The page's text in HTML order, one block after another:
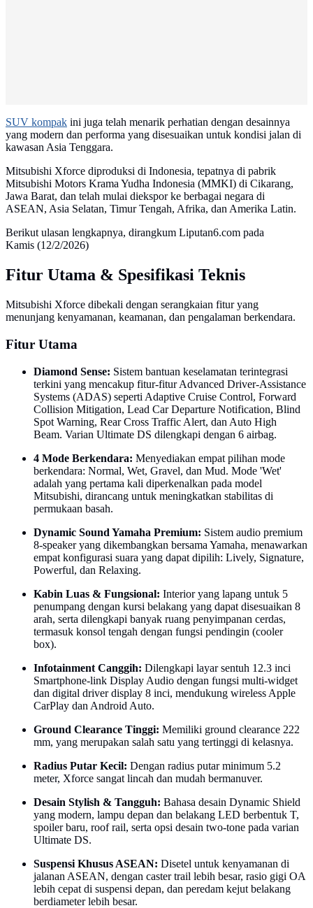
SUV kompak ini juga telah menarik perhatian dengan desainnya
yang modern dan performa yang disesuaikan untuk kondisi jalan di
kawasan Asia Tenggara.
Mitsubishi Xforce diproduksi di Indonesia, tepatnya di pabrik
Mitsubishi Motors Krama Yudha Indonesia (MMKI) di Cikarang,
Jawa Barat, dan telah mulai diekspor ke berbagai negara di
ASEAN, Asia Selatan, Timur Tengah, Afrika, dan Amerika Latin.
Berikut ulasan lengkapnya, dirangkum Liputan6.com pada
Kamis (12/2/2026)
Fitur Utama & Spesifikasi Teknis
Mitsubishi Xforce dibekali dengan serangkaian fitur yang
menunjang kenyamanan, keamanan, dan pengalaman berkendara.
Fitur Utama
Diamond Sense: Sistem bantuan keselamatan terintegrasi
terkini yang mencakup fitur-fitur Advanced Driver-Assistance
Systems (ADAS) seperti Adaptive Cruise Control, Forward
Collision Mitigation, Lead Car Departure Notification, Blind
Spot Warning, Rear Cross Traffic Alert, dan Auto High
Beam. Varian Ultimate DS dilengkapi dengan 6 airbag.
4 Mode Berkendara: Menyediakan empat pilihan mode
berkendara: Normal, Wet, Gravel, dan Mud. Mode 'Wet'
adalah yang pertama kali diperkenalkan pada model
Mitsubishi, dirancang untuk meningkatkan stabilitas di
permukaan basah.
Dynamic Sound Yamaha Premium: Sistem audio premium
8-speaker yang dikembangkan bersama Yamaha, menawarkan
empat konfigurasi suara yang dapat dipilih: Lively, Signature,
Powerful, dan Relaxing.
Kabin Luas & Fungsional: Interior yang lapang untuk 5
penumpang dengan kursi belakang yang dapat disesuaikan 8
arah, serta dilengkapi banyak ruang penyimpanan cerdas,
termasuk konsol tengah dengan fungsi pendingin (cooler
box).
Infotainment Canggih: Dilengkapi layar sentuh 12.3 inci
Smartphone-link Display Audio dengan fungsi multi-widget
dan digital driver display 8 inci, mendukung wireless Apple
CarPlay dan Android Auto.
Ground Clearance Tinggi: Memiliki ground clearance 222
mm, yang merupakan salah satu yang tertinggi di kelasnya.
Radius Putar Kecil: Dengan radius putar minimum 5.2
meter, Xforce sangat lincah dan mudah bermanuver.
Desain Stylish & Tangguh: Bahasa desain Dynamic Shield
yang modern, lampu depan dan belakang LED berbentuk T,
spoiler baru, roof rail, serta opsi desain two-tone pada varian
Ultimate DS.
Suspensi Khusus ASEAN: Disetel untuk kenyamanan di
jalanan ASEAN, dengan caster trail lebih besar, rasio gigi OA
lebih cepat di suspensi depan, dan peredam kejut belakang
berdiameter lebih besar.